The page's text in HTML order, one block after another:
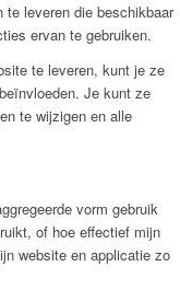
leveren die beschikbaar
ervan te gebruiken.
te leveren, kunt je ze
Je kunt ze
te wijzigen en alle
vorm gebruik
of hoe effectief mijn
website en applicatie zo